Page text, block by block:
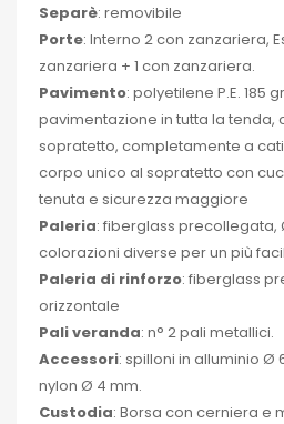
Separè: removibile
Porte: Interno 2 con zanzariera,
zanzariera + 1 con zanzariera.
Pavimento: polyetilene P.E. 185
pavimentazione in tutta la tenda,
sopratetto, completamente a
corpo unico al sopratetto con
tenuta e sicurezza maggiore
Paleria: fiberglass precollegata,
colorazioni diverse per un più
Paleria di rinforzo: fiberglass
orizzontale
Pali veranda: n° 2 pali metallici.
Accessori: spilloni in alluminio Ø
nylon Ø 4 mm.
Custodia: Borsa con cerniera e